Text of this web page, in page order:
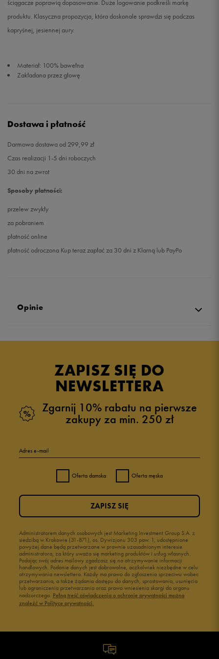
ściągacze poprawią dopasowanie. Duże logowanie podkreśli markę
produktu. Klasyczna propozycja, która doskonale sprawdzi się podczas
kapryśnej, jesiennej aury.
Materiał: 100% bawełna
Zakładana przez głowę
Dostawa i płatność
Darmowa dostawa od 299,99 zł
Czas realizacji 1-5 dni roboczych
30 dni na zwrot
Sposoby płatności:
przelew zwykły
za pobraniem
płatność online
płatność odroczona Kup teraz zapłać za 30 dni z Klarną lub PayPo
Opinie
ZAPISZ SIĘ DO
NEWSLETTERA
Zgarnij 10% rabatu na pierwsze
zakupy za min. 250 zł
Adres e-mail
Oferta damska Oferta męska
Administratorem danych osobowych jest Marketing Investment Group S.A. z
siedzibą w Krakowie (31-871), os. Dywizjonu 303 paw. 1, udostępnione
powyżej dane będą przetwarzane w prawnie uzasadnionym interesie
administratora, za który uważa się marketing produktów i usług własnych.
Podając swój adres mailowy zgadzasz się na otrzymywanie informacji
handlowych. Podanie danych jest dobrowolne, aczkolwiek niezbędne w celu
otrzymywania newslettera. Każdy ma prawo do zgłoszenia sprzeciwu wobec
przetwarzania, a także żądania dostępu do danych, sprostowania, usunięcia
lub ograniczenia przetwarzania oraz prawo wniesienia skargi do organu
nadzorczego. Pełną treść oświadczenia o ochronie prywatności można
znaleźć w Polityce prywatności.
ZAPISZ SIĘ